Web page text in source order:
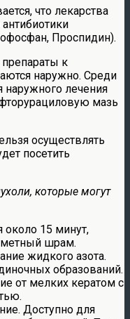
что лекарства
Проспидин).
к
наружно. Среди
лечения
мазь
осуществлять
посетить
которые могут
около 15 минут,
шрам.
жидкого азота.
образований.
от мелких кератом с
Доступно для